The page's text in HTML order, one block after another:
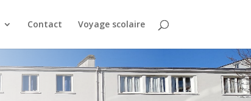
Contact Voyage scolaire